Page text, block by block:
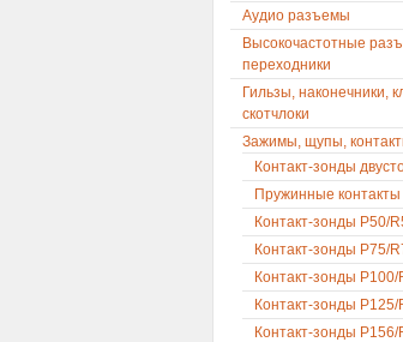
Аудио разъемы
Высокочастотные
переходники
Гильзы, наконечники,
скотчлоки
Зажимы, щупы,
Контакт-зонды
Пружинные контакты
Контакт-зонды P50/
Контакт-зонды P75/
Контакт-зонды P100/
Контакт-зонды P125/
Контакт-зонды P156/